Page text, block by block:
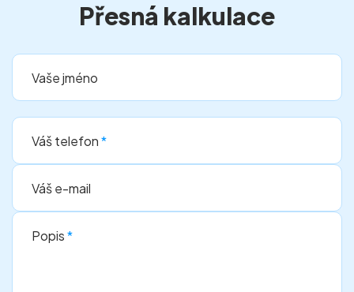
Přesná kalkulace
Vaše jméno
Váš telefon*
Váš e-mail
Popis*